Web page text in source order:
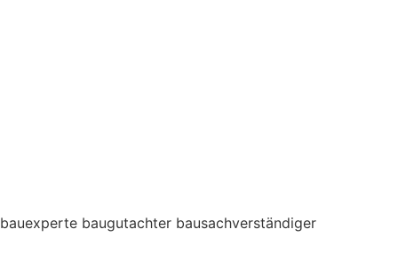
bauexperte baugutachter bausachverständiger